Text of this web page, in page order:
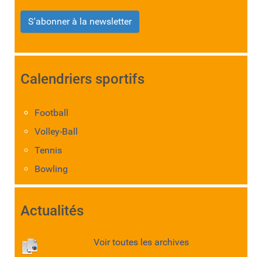
S'abonner à la newsletter
Calendriers sportifs
Football
Volley-Ball
Tennis
Bowling
Actualités
Voir toutes les archives